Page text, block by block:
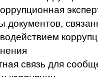
документов,
связь для